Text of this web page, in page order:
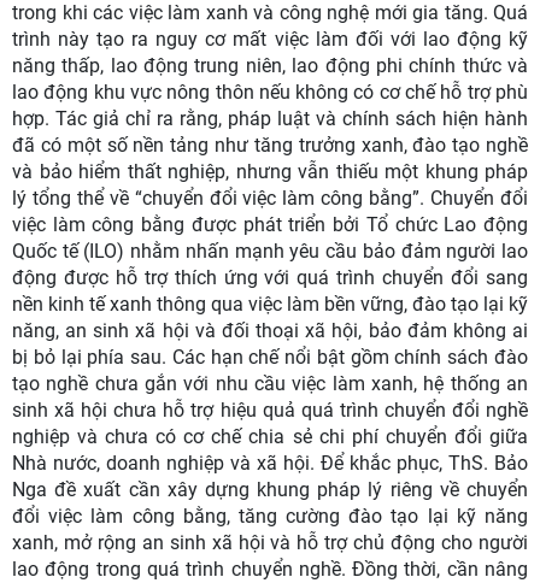
trong khi các việc làm xanh và công nghệ mới gia tăng. Quá
trình này tạo ra nguy cơ mất việc làm đối với lao động kỹ
năng thấp, lao động trung niên, lao động phi chính thức và
lao động khu vực nông thôn nếu không có cơ chế hỗ trợ phù
hợp. Tác giả chỉ ra rằng, pháp luật và chính sách hiện hành
đã có một số nền tảng như tăng trưởng xanh, đào tạo nghề
và bảo hiểm thất nghiệp, nhưng vẫn thiếu một khung pháp
lý tổng thể về “chuyển đổi việc làm công bằng”. Chuyển đổi
việc làm công bằng được phát triển bởi Tổ chức Lao động
Quốc tế (ILO) nhằm nhấn mạnh yêu cầu bảo đảm người lao
động được hỗ trợ thích ứng với quá trình chuyển đổi sang
nền kinh tế xanh thông qua việc làm bền vững, đào tạo lại kỹ
năng, an sinh xã hội và đối thoại xã hội, bảo đảm không ai
bị bỏ lại phía sau. Các hạn chế nổi bật gồm chính sách đào
tạo nghề chưa gắn với nhu cầu việc làm xanh, hệ thống an
sinh xã hội chưa hỗ trợ hiệu quả quá trình chuyển đổi nghề
nghiệp và chưa có cơ chế chia sẻ chi phí chuyển đổi giữa
Nhà nước, doanh nghiệp và xã hội. Để khắc phục, ThS. Bảo
Nga đề xuất cần xây dựng khung pháp lý riêng về chuyển
đổi việc làm công bằng, tăng cường đào tạo lại kỹ năng
xanh, mở rộng an sinh xã hội và hỗ trợ chủ động cho người
lao động trong quá trình chuyển nghề. Đồng thời, cần nâng